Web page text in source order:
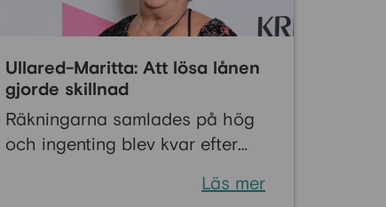
Ullared-Maritta: Att lösa lånen
gjorde skillnad
Räkningarna samlades på hög
och ingenting blev kvar efter
Krämpor med ryggen ochLäs mer